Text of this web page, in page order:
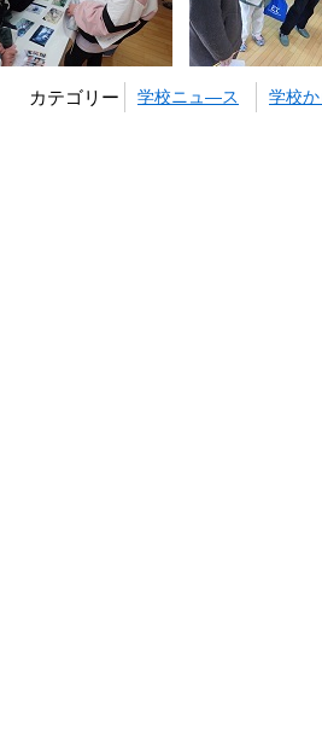
カテゴリー 学校ニュ―ス 学校か